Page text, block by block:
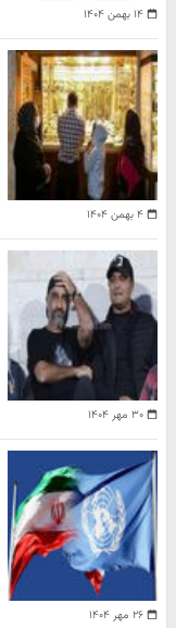
۱۴ بهمن ۱۴۰۴
۴ بهمن ۱۴۰۴
۳۰ مهر ۱۴۰۴
۲۶ مهر ۱۴۰۴